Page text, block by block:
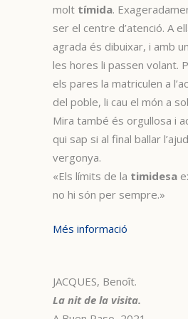
molt tímida.
ser el centre d’atenció. A
agrada és dibuixar, i amb
les hores li passen volant.
els pares la matriculen a
del poble, li cau el món a
Mira també és orgullosa i
qui sap si al final ballar
vergonya.
«Els límits de la timidesa
no hi són per sempre.»
Més informació
JACQUES, Benoît.
La nit de la visita.